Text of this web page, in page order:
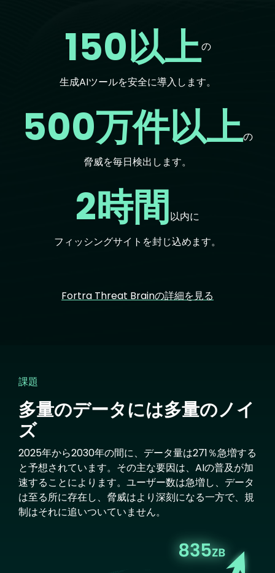
150以上の
生成AIツールを安全に導入します。
500万件以上の
脅威を毎日検出します。
2時間以内に
フィッシングサイトを封じ込めます。
Fortra Threat Brainの詳細を見る
課題
多量のデータには多量のノイ
ズ
2025年から2030年の間に、データ量は271％急増する
と予想されています。その主な要因は、AIの普及が加
速することによります。ユーザー数は急増し、データ
は至る所に存在し、脅威はより深刻になる一方で、規
制はそれに追いついていません。